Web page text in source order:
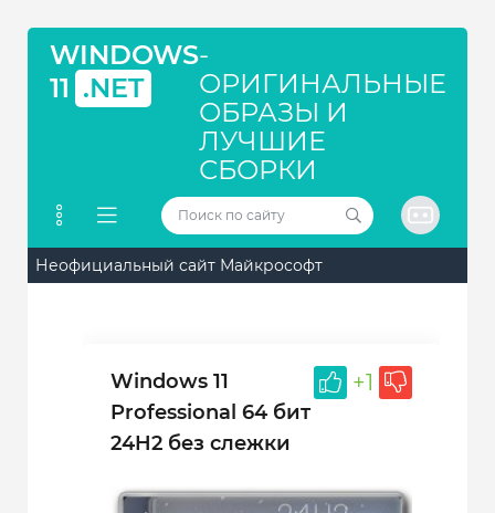
WINDOWS
11 .NET
-
ОРИГИНАЛЬНЫЕ
ОБРАЗЫ И
ЛУЧШИЕ
СБОРКИ
Неофициальный сайт Майкрософт
+1
Windows 11
Professional 64 бит
24H2 без слежки